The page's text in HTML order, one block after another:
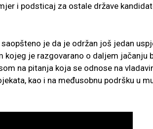
i podsticaj za ostale države
je da je održan još jedan
kojeg je razgovarano o daljem jačanju
na pitanja koja se odnose na
kao i na međusobnu podršku u